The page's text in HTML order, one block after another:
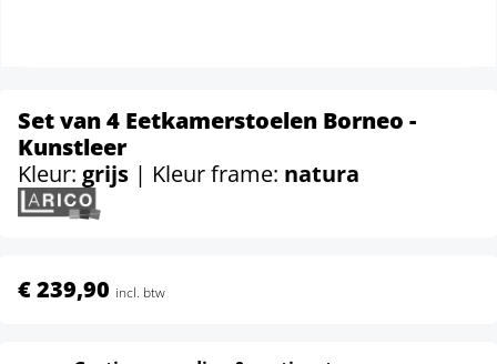
Set van 4 Eetkamerstoelen Borneo -
Kunstleer
Kleur: grijs | Kleur frame: natura
€ 239,90 incl. btw